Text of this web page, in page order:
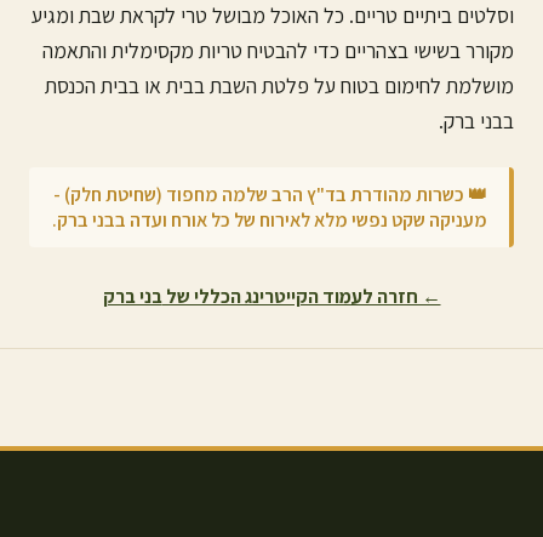
וסלטים ביתיים טריים. כל האוכל מבושל טרי לקראת שבת ומגיע
מקורר בשישי בצהריים כדי להבטיח טריות מקסימלית והתאמה
מושלמת לחימום בטוח על פלטת השבת בבית או בבית הכנסת
בבני ברק.
👑 כשרות מהודרת בד"ץ הרב שלמה מחפוד (שחיטת חלק) -
מעניקה שקט נפשי מלא לאירוח של כל אורח ועדה בבני ברק.
← חזרה לעמוד הקייטרינג הכללי שלבני ברק